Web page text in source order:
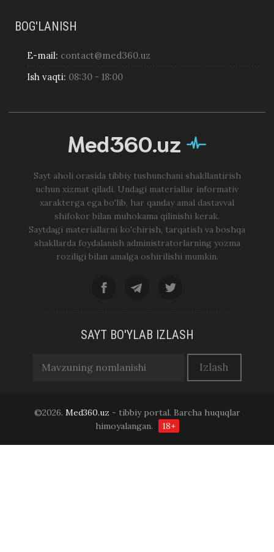
Med360.uz
Sayt aholi orasida tibbiy tushunchani shakllantirish
uchun xizmat qiladi. Undagi materiallar informativ
xarakterga ega bo'lib, har qanday amal dastavval
shifokor bilan muhokama qilinishi kerak.
Saytdagi materiallarni ko'chirish, tarqatish va boshqa
shakllarda foydalanish administratorlarning yozma
roziligi bilan amalga oshirilishi mumkin.
SAYT BO'YLAB IZLASH
BOG'LANISH
E-mail: contact@med360.uz
Ish vaqti: 08:30 - 18:00
©2026. Med360.uz - tibbiy portal. Barcha huquqlar
himoyalangan.
18+